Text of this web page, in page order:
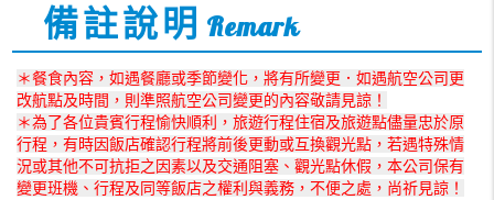
備註說明 Remark
＊餐食內容，如遇餐廳或季節變化，將有所變更．如遇航空公司更
改航點及時間，則準照航空公司變更的內容敬請見諒！
＊為了各位貴賓行程愉快順利，旅遊行程住宿及旅遊點儘量忠於原
行程，有時因飯店確認行程將前後更動或互換觀光點，若遇特殊情
況或其他不可抗拒之因素以及交通阻塞、觀光點休假，本公司保有
變更班機、行程及同等飯店之權利與義務，不便之處，尚祈見諒！